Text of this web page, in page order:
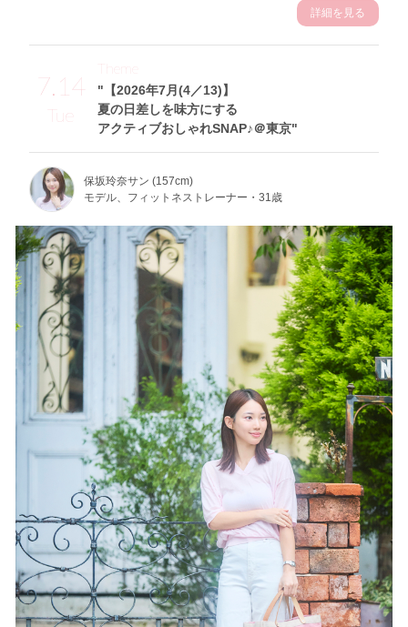
詳細を見る
7.14
Tue
"【2026年7月(4／13)】
夏の日差しを味方にする
アクティブおしゃれSNAP♪＠東京"
Theme
保坂玲奈サン (157cm)
モデル、フィットネストレーナー・31歳